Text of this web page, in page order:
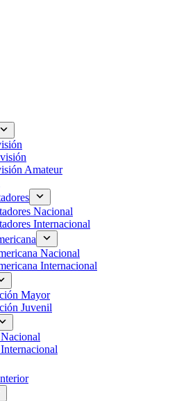
Amateur
Nacional
Internacional
Nacional
Internacional
Mayor
Juvenil